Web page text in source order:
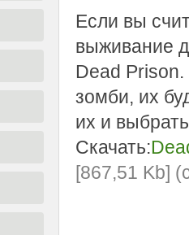
Если вы
выживание
Dead
зомби, их
их и
Скачать:
[867,51 Kb]